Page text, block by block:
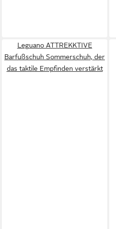
Leguano ATTREKKTIVE
Barfußschuh Sommerschuh, der
das taktile Empfinden verstärkt